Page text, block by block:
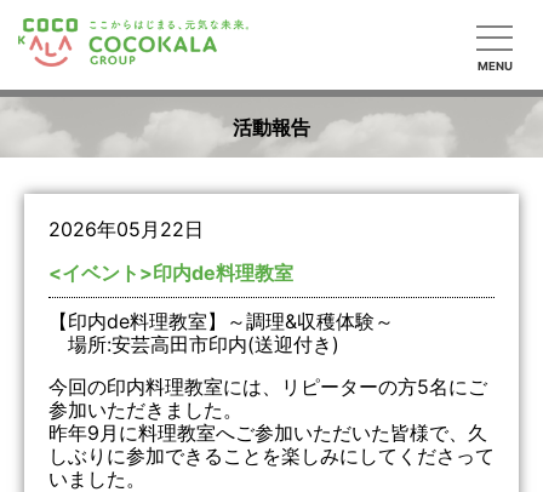
MENU
活動報告
2026年05月22日
<イベント>印内de料理教室
【印内de料理教室】～調理&収穫体験～
場所:安芸高田市印内(送迎付き)
今回の印内料理教室には、リピーターの方5名にご
参加いただきました。
昨年9月に料理教室へご参加いただいた皆様で、久
しぶりに参加できることを楽しみにしてくださって
いました。